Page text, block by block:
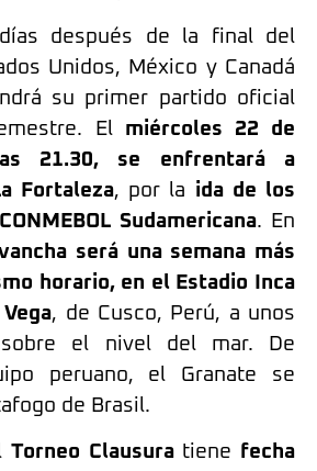
después de la final del
Unidos, México y Canadá
su primer partido oficial
El miércoles 22 de
21.30, se enfrentará a
Fortaleza, por la ida de los
Sudamericana. En
será una semana más
horario, en el Estadio Inca
, de Cusco, Perú, a unos
el nivel del mar. De
peruano, el Granate se
de Brasil.
Torneo Clausuratiene
fecha